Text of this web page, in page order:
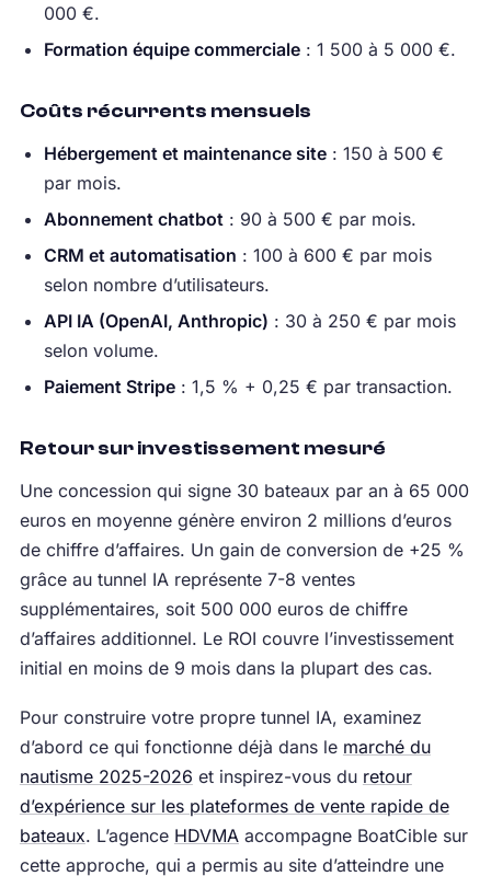
000 €.
Formation équipe commerciale: 1 500 à 5 000 €.
Coûts récurrents mensuels
Hébergement et maintenance site: 150 à 500 €
par mois.
Abonnement chatbot : 90 à 500 € par mois.
CRM et automatisation : 100 à 600 € par mois
selon nombre d’utilisateurs.
API IA (OpenAI, Anthropic) : 30 à 250 € par mois
selon volume.
Paiement Stripe: 1,5 % + 0,25 € par transaction.
Retour sur investissement mesuré
Une concession qui signe 30 bateaux par an à 65 000
euros en moyenne génère environ 2 millions d’euros
de chiffre d’affaires. Un gain de conversion de +25 %
grâce au tunnel IA représente 7-8 ventes
supplémentaires, soit 500 000 euros de chiffre
d’affaires additionnel. Le ROI couvre l’investissement
initial en moins de 9 mois dans la plupart des cas.
Pour construire votre propre tunnel IA, examinez
d’abord ce qui fonctionne déjà dans le marché du
nautisme 2025-2026 et inspirez-vous du retour
d’expérience sur les plateformes de vente rapide de
bateaux. L’agence HDVMAaccompagne BoatCible sur
cette approche, qui a permis au site d’atteindre une